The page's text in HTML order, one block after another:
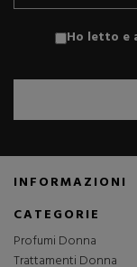
Ho letto e
INFORMAZIONI
CATEGORIE
Profumi Donna
Trattamenti Donna